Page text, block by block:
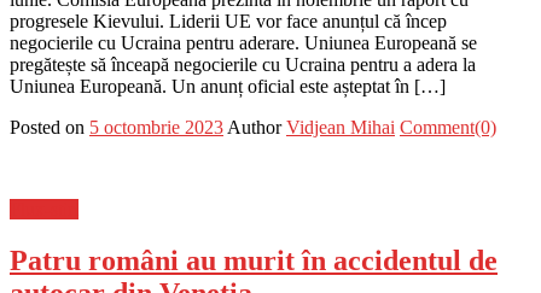
progresele Kievului. Liderii UE vor face anunțul că încep
negocierile cu Ucraina pentru aderare. Uniunea Europeană se
pregătește să înceapă negocierile cu Ucraina pentru a adera la
Uniunea Europeană. Un anunț oficial este așteptat în […]
Posted on 5 octombrie 2023 Author Vidjean Mihai Comment(0)
Patru români au murit în accidentul de